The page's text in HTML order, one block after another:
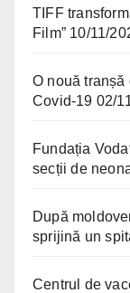
TIFF
Film” 10/11/
O nouă
Covid-19 02/
Fundația
secții de
După
sprijină un
Centrul de